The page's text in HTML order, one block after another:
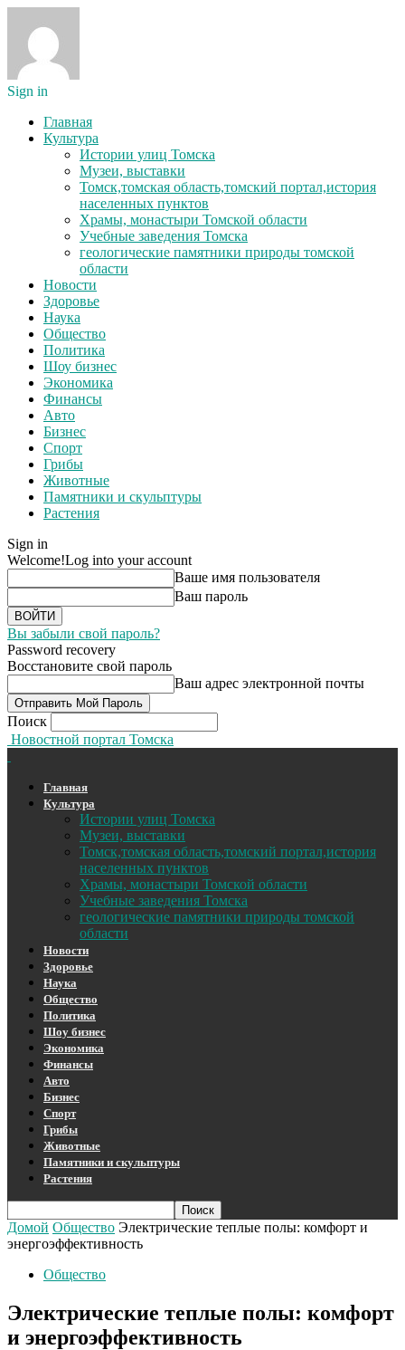
Sign in
Главная
Культура
Истории улиц Томска
Музеи, выставки
Томск,томская область,томский портал,история
населенных пунктов
Храмы, монастыри Томской области
Учебные заведения Томска
геологические памятники природы томской
области
Новости
Здоровье
Наука
Общество
Политика
Шоу бизнес
Экономика
Финансы
Авто
Бизнес
Спорт
Грибы
Животные
Памятники и скульптуры
Растения
Sign in
Welcome!Log into your account
Ваше имя пользователя
Ваш пароль
Вы забыли свой пароль?
Password recovery
Восстановите свой пароль
Ваш адрес электронной почты
Поиск
Новостной портал Томска
Главная
Культура
Истории улиц Томска
Музеи, выставки
Томск,томская область,томский портал,история
населенных пунктов
Храмы, монастыри Томской области
Учебные заведения Томска
геологические памятники природы томской
области
Новости
Здоровье
Наука
Общество
Политика
Шоу бизнес
Экономика
Финансы
Авто
Бизнес
Спорт
Грибы
Животные
Памятники и скульптуры
Растения
Домой Общество Электрические теплые полы: комфорт и
энергоэффективность
Общество
Электрические теплые полы: комфорт
и энергоэффективность